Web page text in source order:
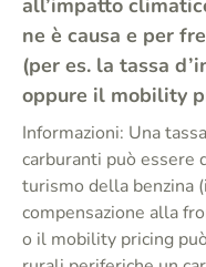
all’impatto
ne è causa e per
(per es. la tassa
oppure il mobility
Informazioni: Una
carburanti può essere
turismo della benzina
compensazione alla
o il mobility pricing